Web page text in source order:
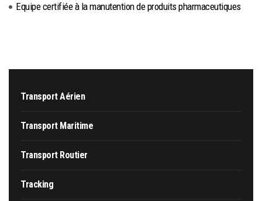
Equipe certifiée à la manutention de produits pharmaceutiques
Transport Aérien
Transport Maritime
Transport Routier
Tracking